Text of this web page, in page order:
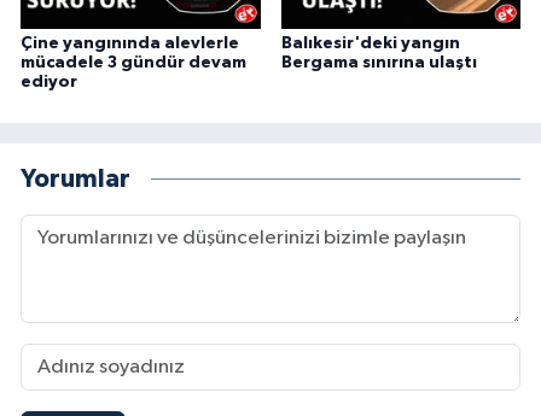
Çine yangınında alevlerle
mücadele 3 gündür devam
ediyor
Balıkesir'deki yangın
Bergama sınırına ulaştı
Yorumlar